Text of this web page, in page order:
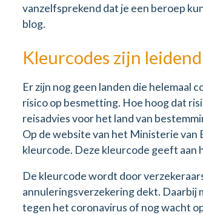
vanzelfsprekend dat je een beroep
blog.
Kleurcodes zijn
Er zijn nog geen landen die helemaal
risico op besmetting. Hoe hoog dat
reisadvies voor het land van
Op de website van het Ministerie van
kleurcode. Deze kleurcode geeft aan
De kleurcode wordt door
annuleringsverzekering dekt. Daarbij
tegen het coronavirus of nog wacht